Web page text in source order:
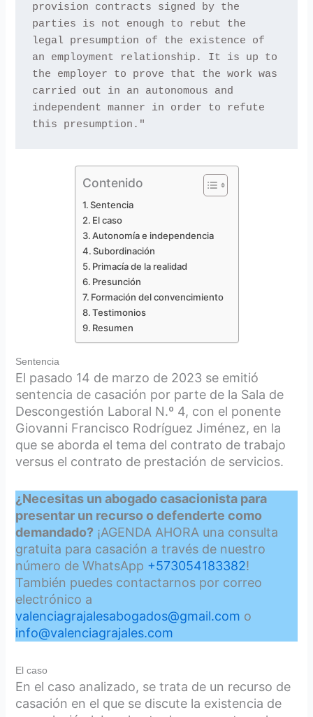
provision contracts signed by the
parties is not enough to rebut the
legal presumption of the existence of
an employment relationship. It is up to
the employer to prove that the work was
carried out in an autonomous and
independent manner in order to refute
this presumption."
Contenido
Sentencia
El caso
Autonomía e independencia
Subordinación
Primacía de la realidad
Presunción
Formación del convencimiento
Testimonios
Resumen
Sentencia
El pasado 14 de marzo de 2023 se emitió
sentencia de casación por parte de la Sala de
Descongestión Laboral N.º 4, con el ponente
Giovanni Francisco Rodríguez Jiménez, en la
que se aborda el tema del contrato de trabajo
versus el contrato de prestación de servicios.
¿Necesitas un abogado casacionista para
presentar un recurso o defenderte como
demandado? ¡AGENDA AHORA una consulta
gratuita para casación a través de nuestro
número de WhatsApp +573054183382!
También puedes contactarnos por correo
electrónico a
valenciagrajalesabogados@gmail.com o
info@valenciagrajales.com
El caso
En el caso analizado, se trata de un recurso de
casación en el que se discute la existencia de